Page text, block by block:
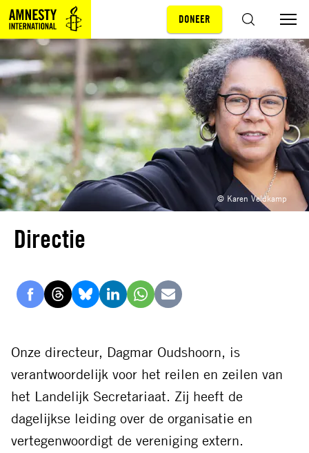
Sla navigatie over
DONEER
© Karen Veldkamp
Delen
Facebook
Delen
Threads
Delen
Bluesky
Delen
LinkedIn
Delen
Whatsapp
Delen
E-
mail
Directie
Onze directeur, Dagmar Oudshoorn, is
verantwoordelijk voor het reilen en zeilen van
het Landelijk Secretariaat. Zij heeft de
dagelijkse leiding over de organisatie en
vertegenwoordigt de vereniging extern.